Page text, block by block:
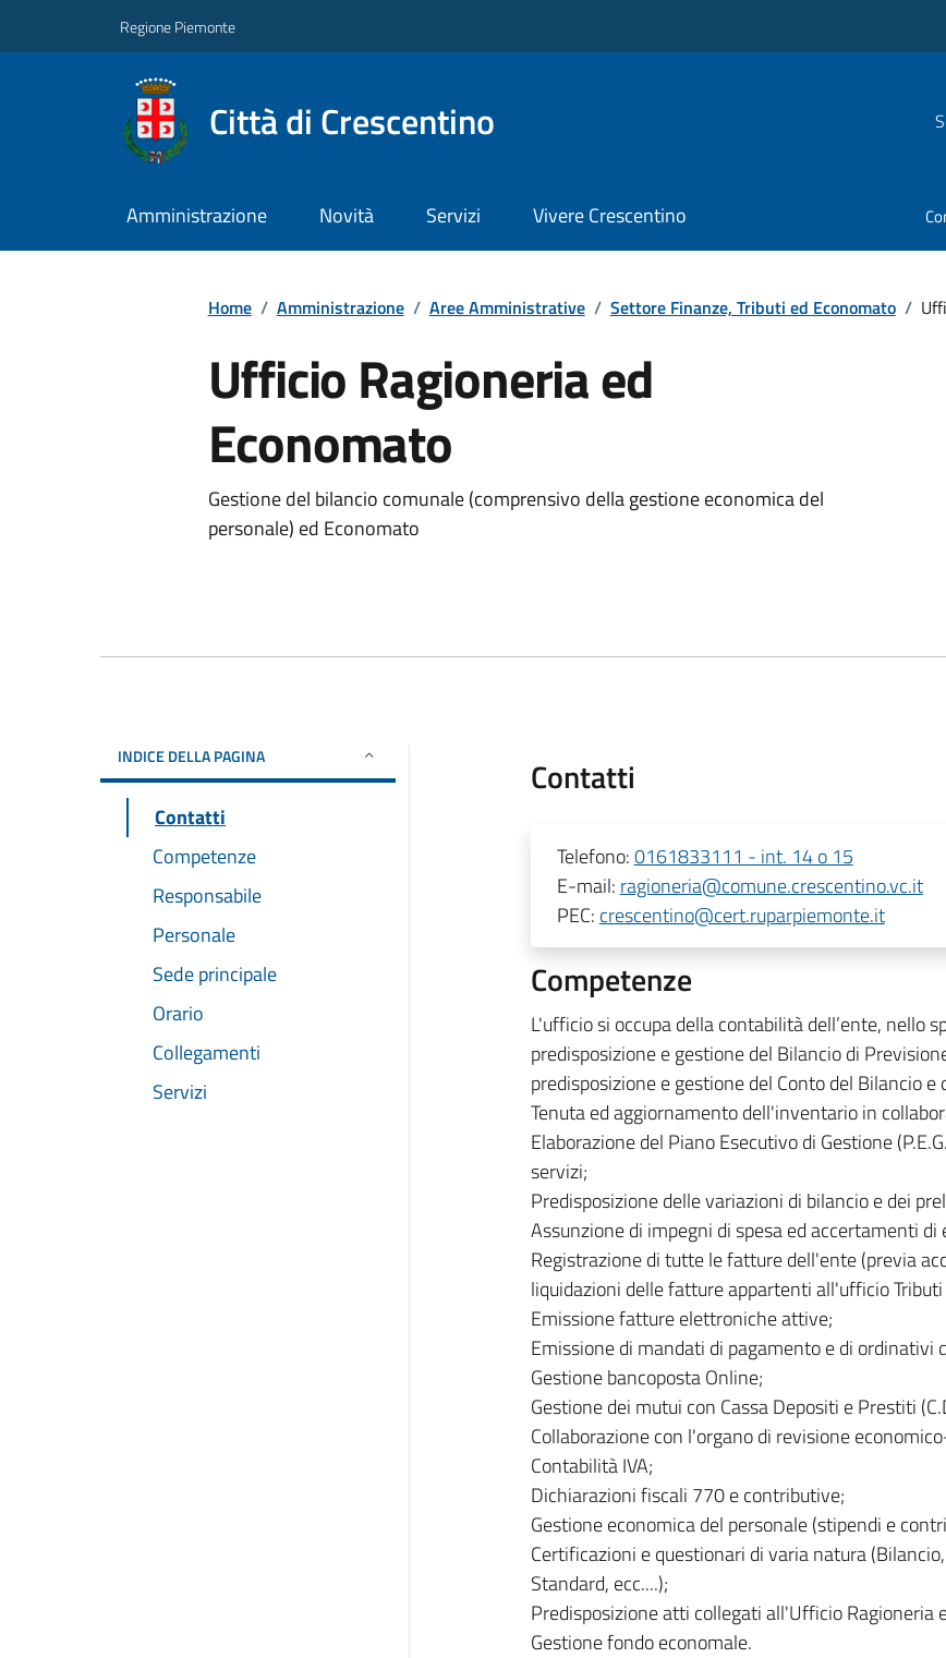
Regione Piemonte
Città di Crescentino
Amministrazione Novità Servizi Vivere Crescentino
Home / Amministrazione / Aree Amministrative / Settore Finanze, Tributi ed Economato /
Ufficio Ragioneria ed
Economato
Gestione del bilancio comunale (comprensivo della gestione economica del
personale) ed Economato
INDICE DELLA PAGINA
Contatti
Competenze
Responsabile
Personale
Sede principale
Orario
Collegamenti
Servizi
Contatti
Telefono:0161833111 - int. 14 o 15
E-mail: ragioneria@comune.crescentino.vc.it
PEC: crescentino@cert.ruparpiemonte.it
Competenze
L'ufficio si occupa della contabilità dell’ente, nello
predisposizione e gestione del Bilancio di
predisposizione e gestione del Conto del Bilancio
Tenuta ed aggiornamento dell'inventario in
Elaborazione del Piano Esecutivo di Gestione
servizi;
Predisposizione delle variazioni di bilancio e dei
Assunzione di impegni di spesa ed accertamenti di
Registrazione di tutte le fatture dell'ente (previa
liquidazioni delle fatture appartenti all'ufficio Tributi
Emissione fatture elettroniche attive;
Emissione di mandati di pagamento e di ordinativi
Gestione bancoposta Online;
Gestione dei mutui con Cassa Depositi e Prestiti
Collaborazione con l'organo di revisione
Contabilità IVA;
Dichiarazioni fiscali 770 e contributive;
Gestione economica del personale (stipendi e
Certificazioni e questionari di varia natura
Standard, ecc....);
Predisposizione atti collegati all'Ufficio Ragioneria
Gestione fondo economale.